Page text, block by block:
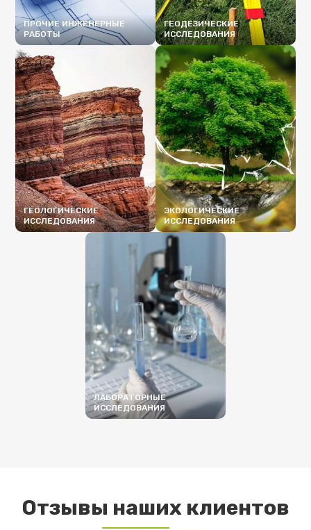
ПРОЧИЕ ИНЖЕНЕРНЫЕ
РАБОТЫ
ПОДРОБНЕЕ
ГЕОДЕЗИЧЕСКИЕ
ИССЛЕДОВАНИЯ
ПОДРОБНЕЕ
ГЕОЛОГИЧЕСКИЕ
ИССЛЕДОВАНИЯ
ЭКОЛОГИЧЕСКИЕ
ИССЛЕДОВАНИЯ
ЛАБОРАТОРНЫЕ
ИССЛЕДОВАНИЯ
Отзывы наших клиентов